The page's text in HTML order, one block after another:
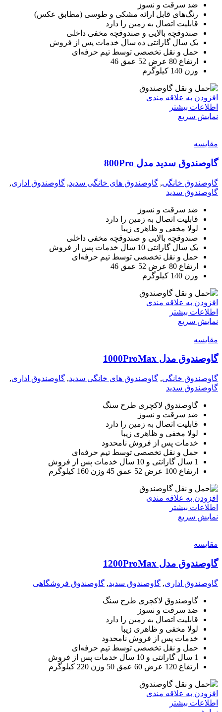
ضد سرقت و نسوز
رنگ‌های قابل ارائه مشکی و طوسی (مطابق عکس)
قابلیت اتصال به زمین را دارد
صندوقچه بالایی و صندوقچه مخفی داخلی
یک سال گارانتی ده سال خدمات پس از فروش
حمل و نقل تخصصی توسط تیم حرفه‌ای
ارتفاع 80 عرض 52 عمق 46
وزن 140 کیلوگرم
افزودن به علاقه مندی
اطلاعات بیشتر
نمایش سریع
مقايسه
گاوصندوق سدید مدل 800Pro
گاوصندوق خانگی, گاوصندوق های خانگی سدید, گاوصندوق اداری,
گاوصندوق سدید
ضد سرقت و نسوز
قابلیت اتصال به زمین را دارد
لولا مخفی و ظاهری زیبا
صندوقچه بالایی و صندوقچه مخفی داخلی
یک سال گارانتی 10 سال خدمات پس از فروش
حمل و نقل تخصصی توسط تیم حرفه‌ای
ارتفاع 80 عرض 52 عمق 46
وزن 140 کیلوگرم
افزودن به علاقه مندی
اطلاعات بیشتر
نمایش سریع
مقايسه
گاوصندوق مدل 1000ProMax
گاوصندوق خانگی, گاوصندوق های خانگی سدید, گاوصندوق اداری,
گاوصندوق سدید
گاوصندوق لاکچری طرح سنگ
ضد سرقت و نسوز
قابلیت اتصال به زمین را دارد
لولا مخفی و ظاهری زیبا
خدمات پس از فروش نامحدود
حمل و نقل تخصصی توسط تیم حرفه‌ای
1 سال گارانتی و 10 سال خدمات پس از فروش
ارتفاع 100 عرض 52 عمق 45 وزن 160 کیلوگرم
افزودن به علاقه مندی
اطلاعات بیشتر
نمایش سریع
مقايسه
گاوصندوق مدل 1200ProMax
گاوصندوق اداری, گاوصندوق سدید, گاوصندوق فروشگاهی
گاوصندوق لاکچری طرح سنگ
ضد سرقت و نسوز
قابلیت اتصال به زمین را دارد
لولا مخفی و ظاهری زیبا
خدمات پس از فروش نامحدود
حمل و نقل تخصصی توسط تیم حرفه‌ای
1 سال گارانتی و 10 سال خدمات پس از فروش
ارتفاع 120 عرض 60 عمق 50 وزن 220 کیلوگرم
افزودن به علاقه مندی
اطلاعات بیشتر